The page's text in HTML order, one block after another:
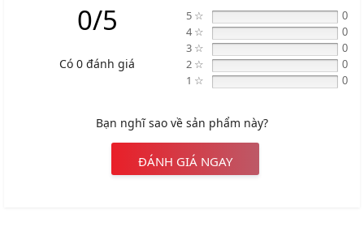
0/5
Có 0 đánh giá
5 ☆ 0
4 ☆ 0
3 ☆ 0
2 ☆ 0
1 ☆ 0
Bạn nghĩ sao về sản phẩm này?
ĐÁNH GIÁ NGAY